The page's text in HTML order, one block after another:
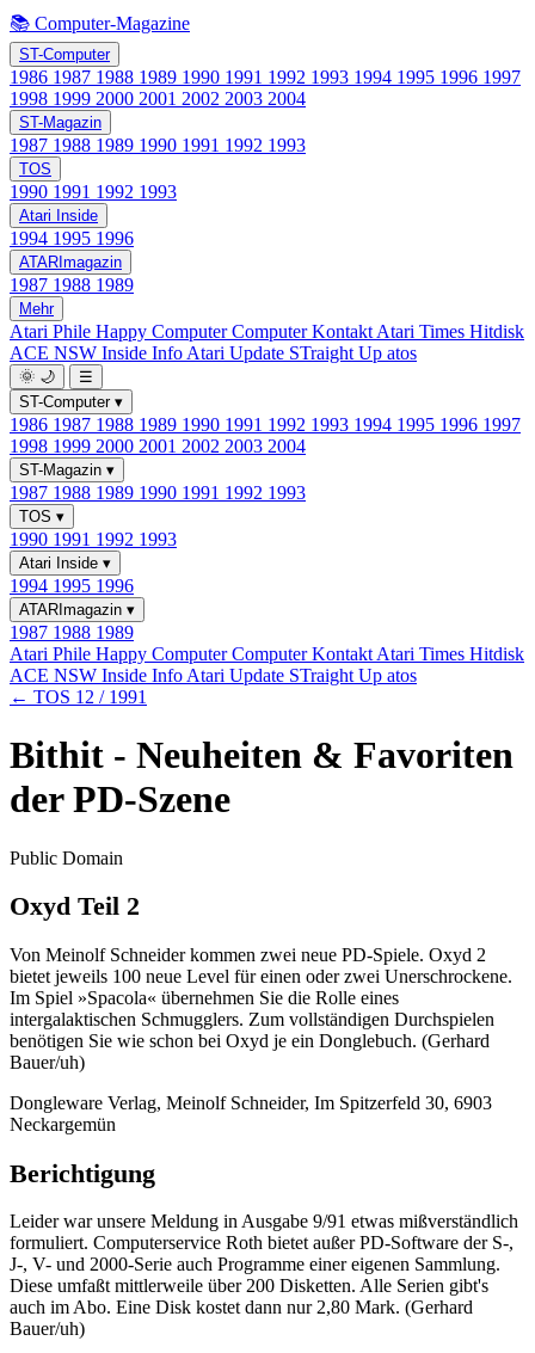
📚 Computer-Magazine
ST-Computer
1986 1987 1988 1989 1990 1991 1992 1993 1994 1995 1996 1997
1998 1999 2000 2001 2002 2003 2004
ST-Magazin
1987 1988 1989 1990 1991 1992 1993
TOS
1990 1991 1992 1993
Atari Inside
1994 1995 1996
ATARImagazin
1987 1988 1989
Mehr
Atari Phile Happy ComputerComputer Kontakt Atari Times Hitdisk
ACE NSW Inside Info Atari Update STraight Up atos
🌞 🌙
☰
ST-Computer ▾
1986 1987 1988 1989 1990 1991 1992 1993 1994 1995 1996 1997
1998 1999 2000 2001 2002 2003 2004
ST-Magazin ▾
1987 1988 1989 1990 1991 1992 1993
TOS ▾
1990 1991 1992 1993
Atari Inside ▾
1994 1995 1996
ATARImagazin ▾
1987 1988 1989
Atari Phile Happy ComputerComputer Kontakt Atari Times Hitdisk
ACE NSW Inside Info Atari Update STraight Up atos
← TOS 12 / 1991
Bithit - Neuheiten & Favoriten
der PD-Szene
Public Domain
Oxyd Teil 2
Von Meinolf Schneider kommen zwei neue PD-Spiele. Oxyd 2
bietet jeweils 100 neue Level für einen oder zwei Unerschrockene.
Im Spiel »Spacola« übernehmen Sie die Rolle eines
intergalaktischen Schmugglers. Zum vollständigen Durchspielen
benötigen Sie wie schon bei Oxyd je ein Donglebuch. (Gerhard
Bauer/uh)
Dongleware Verlag, Meinolf Schneider, Im Spitzerfeld 30, 6903
Neckargemün
Berichtigung
Leider war unsere Meldung in Ausgabe 9/91 etwas mißverständlich
formuliert. Computerservice Roth bietet außer PD-Software der S-,
J-, V- und 2000-Serie auch Programme einer eigenen Sammlung.
Diese umfaßt mittlerweile über 200 Disketten. Alle Serien gibt's
auch im Abo. Eine Disk kostet dann nur 2,80 Mark. (Gerhard
Bauer/uh)